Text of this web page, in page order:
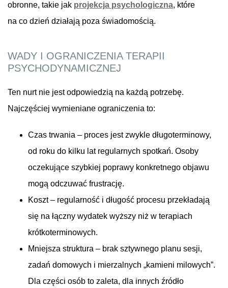
obronne, takie jak projekcja psychologiczna, które
na co dzień działają poza świadomością.
WADY I OGRANICZENIA TERAPII
PSYCHODYNAMICZNEJ
Ten nurt nie jest odpowiedzią na każdą potrzebę.
Najczęściej wymieniane ograniczenia to:
Czas trwania – proces jest zwykle długoterminowy,
od roku do kilku lat regularnych spotkań. Osoby
oczekujące szybkiej poprawy konkretnego objawu
mogą odczuwać frustrację.
Koszt – regularność i długość procesu przekładają
się na łączny wydatek wyższy niż w terapiach
krótkoterminowych.
Mniejsza struktura – brak sztywnego planu sesji,
zadań domowych i mierzalnych „kamieni milowych”.
Dla części osób to zaleta, dla innych źródło